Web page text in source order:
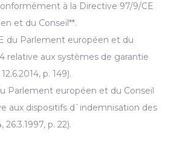
à la Directive 97/9/CE
et du Conseil**.
du Parlement européen et du
relative aux systèmes de garantie
p. 149).
Parlement européen et du Conseil
aux dispositifs d`indemnisation des
p. 22).